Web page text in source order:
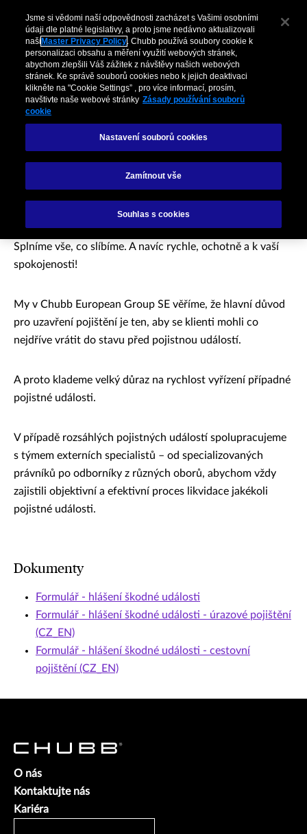
Likvidace škod
Pojistěte si svou spokojenost!
Splníme vše, co slíbíme. A navíc rychle, ochotně a k vaší
spokojenosti!
My v Chubb European Group SE věříme, že hlavní důvod
pro uzavření pojištění je ten, aby se klienti mohli co
nejdříve vrátit do stavu před pojistnou událostí.
A proto klademe velký důraz na rychlost vyřízení případné
pojistné události.
V případě rozsáhlých pojistných událostí spolupracujeme
s týmem externích specialistů – od specializovaných
právníků po odborníky z různých oborů, abychom vždy
zajistili objektivní a efektivní proces likvidace jakékoli
pojistné události.
Dokumenty
Formulář - hlášení škodné události
Formulář - hlášení škodné události - úrazové pojištění
(CZ_EN)
Formulář - hlášení škodné události - cestovní
pojištění (CZ_EN)
O nás
Kontaktujte nás
Kariéra
Jsme si vědomi naší odpovědnosti zacházet s Vašimi osobními
údaji dle platné legislativy, a proto jsme nedávno aktualizovali
naši Master Privacy Policy. Chubb používá soubory cookie k
personalizaci obsahu a měření využití webových stránek,
abychom zlepšili Váš zážitek z návštěvy našich webových
stránek. Ke správě souborů cookies nebo k jejich deaktivaci
klikněte na "Cookie Settings” , pro více informací, prosím,
navštivte naše webové stránky Zásady používání souborů
cookie
Nastavení souborů cookies
Zamítnout vše
Souhlas s cookies